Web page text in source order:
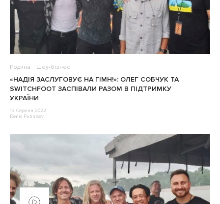
Родина Шоу-бізнес
«НАДІЯ ЗАСЛУГОВУЄ НА ГІМН!»: ОЛЕГ СОБЧУК ТА
SWITCHFOOT ЗАСПІВАЛИ РАЗОМ В ПІДТРИМКУ
УКРАЇНИ
13 Серпня 2022
Denis Putintsev